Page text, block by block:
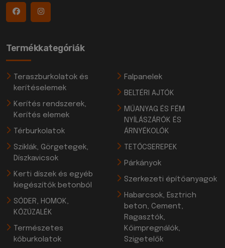
Termékkategóriák
Teraszburkolatok és
kerítéselemek
Kerítés rendszerek,
Kerítés elemek
Térburkolatok
Sziklák, Görgetegek,
Díszkavicsok
Kerti díszek és egyéb
kiegészítők betonból
SÓDER, HOMOK,
KŐZÚZALÉK
Természetes
kőburkolatok
Falpanelek
BELTÉRI AJTÓK
MŰANYAG ÉS FÉM
NYÍLÁSZÁRÓK ÉS
ÁRNYÉKOLÓK
TETŐCSEREPEK
Párkányok
Szerkezeti építőanyagok
Habarcsok, Esztrich
beton, Cement,
Ragasztók,
Kőimpregnálók,
Szigetelők